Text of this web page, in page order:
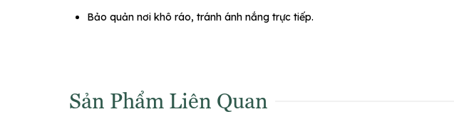
Bảo quản nơi khô ráo, tránh ánh nắng trực tiếp.
Sản Phẩm Liên Quan